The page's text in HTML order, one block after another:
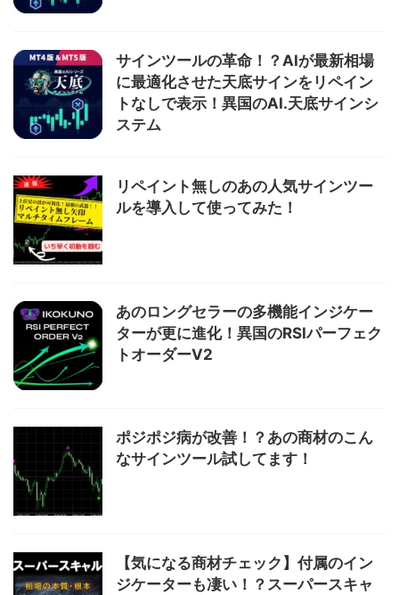
サインツールの革命！？AIが最新相場
に最適化させた天底サインをリペイン
トなしで表示！異国のAI.天底サインシ
ステム
リペイント無しのあの人気サインツー
ルを導入して使ってみた！
あのロングセラーの多機能インジケー
ターが更に進化！異国のRSIパーフェク
トオーダーV2
ポジポジ病が改善！？あの商材のこん
なサインツール試してます！
【気になる商材チェック】付属のイン
ジケーターも凄い！？スーパースキャ